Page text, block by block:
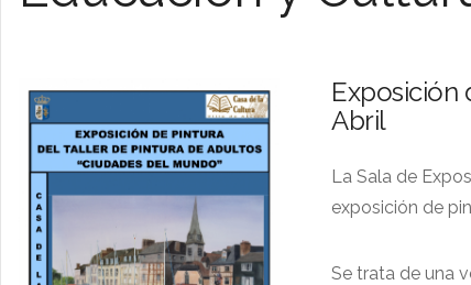
Exposición
Abril
La Sala de
exposición de
Se trata de una